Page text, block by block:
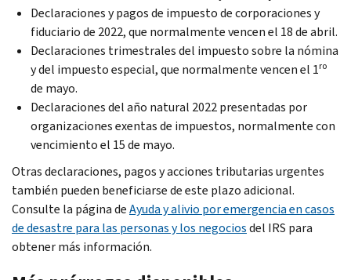
Declaraciones y pagos de impuesto de corporaciones y
fiduciario de 2022, que normalmente vencen el 18 de abril.
Declaraciones trimestrales del impuesto sobre la nómina
y del impuesto especial, que normalmente vencen el 1ro
de mayo.
Declaraciones del año natural 2022 presentadas por
organizaciones exentas de impuestos, normalmente con
vencimiento el 15 de mayo.
Otras declaraciones, pagos y acciones tributarias urgentes
también pueden beneficiarse de este plazo adicional.
Consulte la página deAyuda y alivio por emergencia en casos
de desastre para las personas y los negociosdel IRS para
obtener más información.